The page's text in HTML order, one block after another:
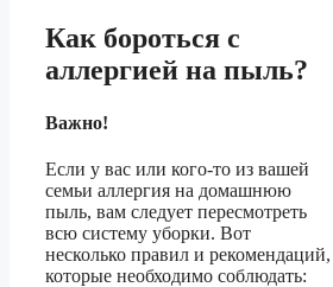
Как бороться с
аллергией на пыль?
Важно!
Если у вас или кого-то из вашей
семьи аллергия на домашнюю
пыль, вам следует пересмотреть
всю систему уборки. Вот
несколько правил и рекомендаций,
которые необходимо соблюдать: